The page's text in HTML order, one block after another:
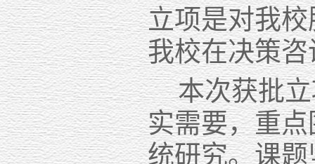
立项是对我
我校在决策
本次获批立
实需要，重
统研究。课